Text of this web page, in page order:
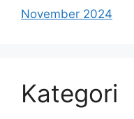
November 2024
Kategori